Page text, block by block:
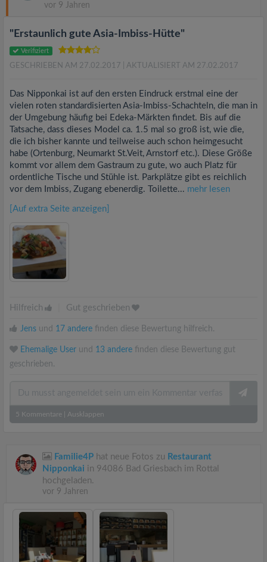
vor 9 Jahren
"Erstaunlich gute Asia-Imbiss-Hütte"
Verifiziert
GESCHRIEBEN AM 27.02.2017 | AKTUALISIERT AM 27.02.2017
Das Nipponkai ist auf den ersten Eindruck erstmal eine der
vielen roten standardisierten Asia-Imbiss-Schachteln, die man in
der Umgebung häufig bei Edeka-Märkten findet. Bis auf die
Tatsache, dass dieses Model ca. 1.5 mal so groß ist, wie die,
die ich bisher kannte und teilweise auch schon heimgesucht
habe (Ortenburg, Neumarkt St.Veit, Arnstorf etc.). Diese Größe
kommt vor allem dem Gastraum zu gute, wo auch Platz für
ordentliche Tische und Stühle ist. Parkplätze gibt es reichlich
vor dem Imbiss, Zugang ebenerdig. Toilette... mehr lesen
[Auf extra Seite anzeigen]
Hilfreich Gut geschrieben
Jens und 17 andere finden diese Bewertung hilfreich.
Ehemalige User und 13 andere finden diese Bewertung gut
geschrieben.
5 Kommentare Ausklappen
Familie4P hat neue Fotos zu Restaurant
Nipponkai in 94086 Bad Griesbach im Rottal
hochgeladen.
vor 9 Jahren